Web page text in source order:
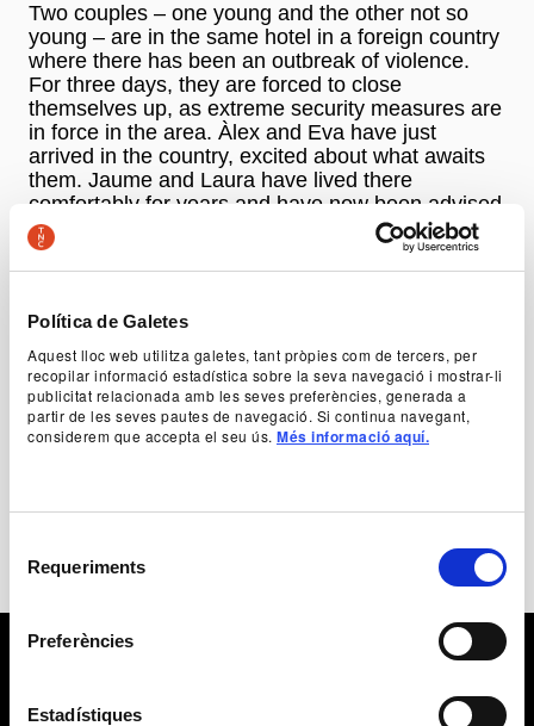
Política de Galetes
Aquest lloc web utilitza galetes, tant pròpies com de tercers, per
recopilar informació estadística sobre la seva navegació i mostrar-li
publicitat relacionada amb les seves preferències, generada a
partir de les seves pautes de navegació. Si continua navegant,
considerem que accepta el seu ús. Més informació aquí.
Requeriments
Preferències
Estadístiques
Two couples – one young and the other not so
young – are in the same hotel in a foreign country
where there has been an outbreak of violence.
For three days, they are forced to close
themselves up, as extreme security measures are
in force in the area. Àlex and Eva have just
arrived in the country, excited about what awaits
them. Jaume and Laura have lived there
comfortably for years and have now been advised
to stay in a safe place and take the first plane out
when the airport reopens.
Authorship
+ Production team